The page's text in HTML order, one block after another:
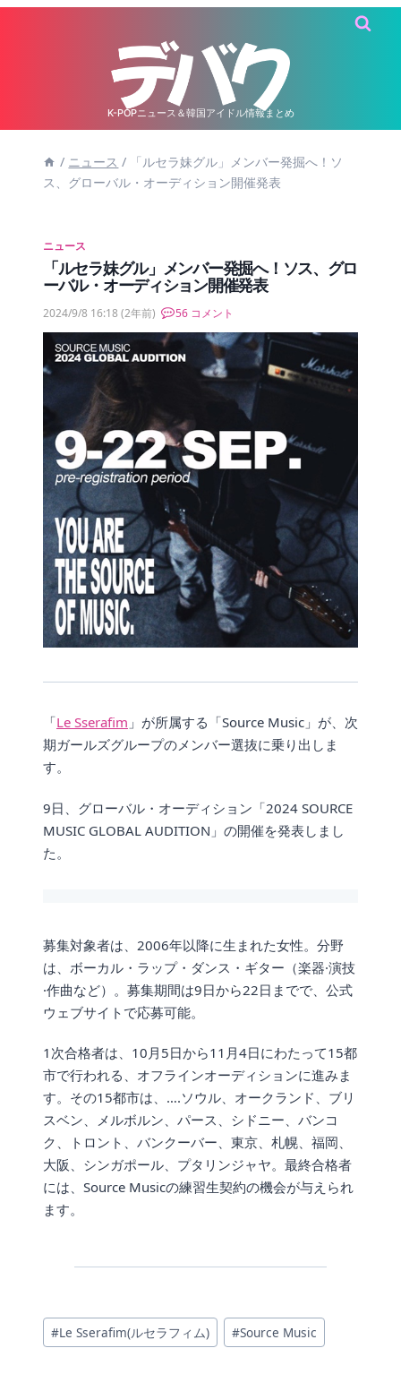
K-POPニュース＆韓国アイドル情報まとめ
/ ニュース /
「ルセラ妹グル」メンバー発掘へ！ソ
ス、グローバル・オーディション開催発表
ニュース
「ルセラ妹グル」メンバー発掘へ！ソス、グロ
ーバル・オーディション開催発表
2024/9/8 16:18 (2年前) 56 コメント
「Le Sserafim 」が所属する「Source Music」が、次
期ガールズグループのメンバー選抜に乗り出しま
す。
9日、グローバル・オーディション「2024 SOURCE
MUSIC GLOBAL AUDITION」の開催を発表しまし
た。
募集対象者は、2006年以降に生まれた女性。分野
は、ボーカル・ラップ・ダンス・ギター（楽器·演技
·作曲など）。募集期間は9日から22日までで、公式
ウェブサイトで応募可能。
1次合格者は、10月5日から11月4日にわたって15都
市で行われる、オフラインオーディションに進みま
す。その15都市は、….ソウル、オークランド、ブリ
スベン、メルボルン、パース、シドニー、バンコ
ク、トロント、バンクーバー、東京、札幌、福岡、
大阪、シンガポール、プタリンジャヤ。最終合格者
には、Source Musicの練習生契約の機会が与えられ
ます。
投
稿
#Le Sserafim(ルセラフィム) #Source Music